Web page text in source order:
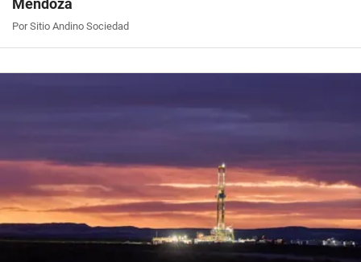
Mendoza
Por Sitio Andino Sociedad